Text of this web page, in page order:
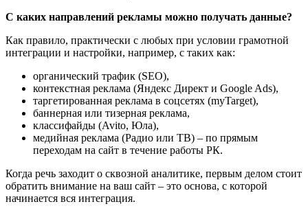
С каких направлений рекламы можно получать данные?
Как правило, практически с любых при условии грамотной
интеграции и настройки, например, с таких как:
органический трафик (SEO),
контекстная реклама (Яндекс Директ и Google Ads),
таргетированная реклама в соцсетях (myTarget),
баннерная или тизерная реклама,
классифайды (Avito, Юла),
медийная реклама (Радио или ТВ) – по прямым
переходам на сайт в течение работы РК.
Когда речь заходит о сквозной аналитике, первым делом стоит
обратить внимание на ваш сайт – это основа, с которой
начинается вся интеграция.